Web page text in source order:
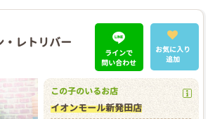
・レトリバー
ラインで
問い合わせ
お気に入り
追加
この子のいるお店
イオンモール新発田店